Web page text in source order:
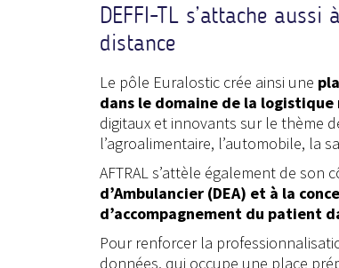
DEFFI-TL s’attache
distance
Le pôle Euralostic crée ainsi une
dans le domaine de la
digitaux et innovants sur le thème
l’agroalimentaire, l’automobile, la
AFTRAL s’attèle également de son
d’Ambulancier (DEA) et à la
d’accompagnement du patient
Pour renforcer la
données, qui occupe une place